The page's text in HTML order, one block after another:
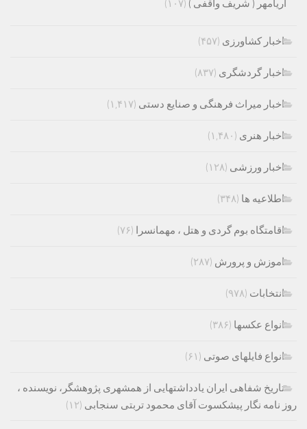
آریامهر ( شریف واقفی ) (۱۰۷)
اخبار کشاورزی (۴۵۷)
اخبار گردشگری (۸۳۷)
اخبار میراث فرهنگی و صنایع دستی (۱,۴۱۷)
اخبار هنری (۱,۴۸۰)
اخبار ورزشی (۱۲۸)
اطلاعیه ها (۳۴۸)
اقامتگاه بوم گردی و هتل ، مهمانسرا (۷۶)
اموزش و پرورش (۲۸۷)
انتخابات (۹۷۸)
انواع عکسها (۳۸۶)
انواع فایلهای صوتی (۶۱)
تاریخ شفاهی ایران یادداشتهایی از همشهری پژوهشگر، نویسنده ،
روز نامه نگار پیشکسوت آقای محمود تربتی سنجابی (۱۲)